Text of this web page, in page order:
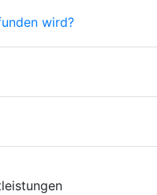
wird?